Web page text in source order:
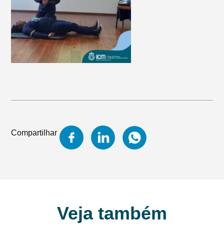
Compartilhar
Veja também